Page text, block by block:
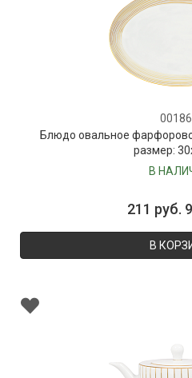
Блюдо овальное
размер:
В
211 руб.
В